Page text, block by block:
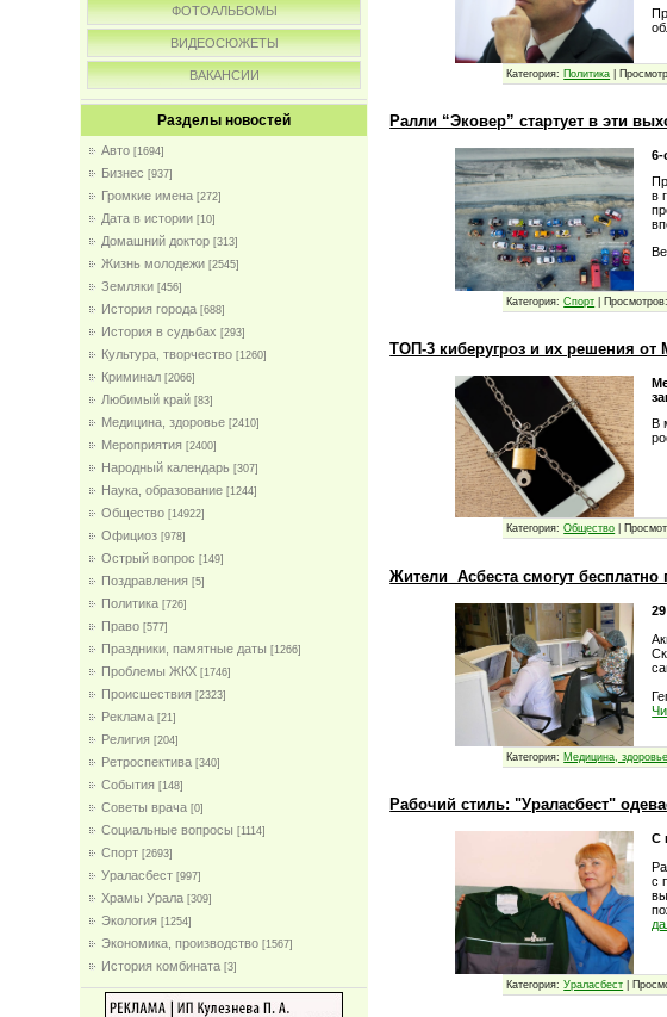
ФОТОАЛЬБОМЫ
ВИДЕОСЮЖЕТЫ
ВАКАНСИИ
Разделы новостей
Авто [1694]
Бизнес [937]
Громкие имена [272]
Дата в истории [10]
Домашний доктор [313]
Жизнь молодежи [2545]
Земляки [456]
История города [688]
История в судьбах [293]
Культура, творчество [1260]
Криминал [2066]
Любимый край [83]
Медицина, здоровье [2410]
Мероприятия [2400]
Народный календарь [307]
Наука, образование [1244]
Общество [14922]
Официоз [978]
Острый вопрос [149]
Поздравления [5]
Политика [726]
Право [577]
Праздники, памятные даты [1266]
Проблемы ЖКХ [1746]
Проиcшествия [2323]
Реклама [21]
Религия [204]
Ретроспектива [340]
События [148]
Советы врача [0]
Социальные вопросы [1114]
Спорт [2693]
Ураласбест [997]
Храмы Урала [309]
Экология [1254]
Экономика, производство [1567]
История комбината [3]
Категория: Политика
Ралли “Эковер” стартует в эти
6-
в
Категория: Спорт Просмотров:
ТОП-3 киберугроз и их решения от
В
Категория: Общество
Жители Асбеста смогут бесплатно
Категория: Медицина, здоровье
Рабочий стиль: "Ураласбест"
С
с
Категория: Ураласбест